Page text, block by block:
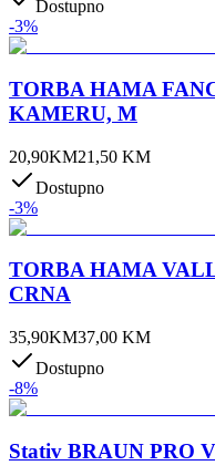
Dostupno
-3%
TORBA HAMA
KAMERU, M
20,90KM21,50 KM
Dostupno
-3%
TORBA HAMA
CRNA
35,90KM37,00 KM
Dostupno
-8%
Stativ BRAUN PRO